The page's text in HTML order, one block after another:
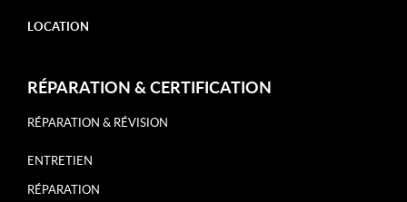
LOCATION
RÉPARATION & CERTIFICATION
RÉPARATION & RÉVISION
ENTRETIEN
RÉPARATION